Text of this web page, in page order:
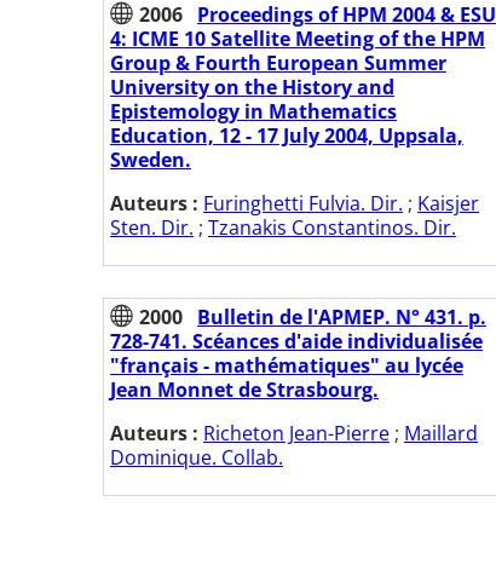
2006 Proceedings of HPM 2004 & ESU
4: ICME 10 Satellite Meeting of the HPM
Group & Fourth European Summer
University on the History and
Epistemology in Mathematics
Education, 12 - 17 July 2004, Uppsala,
Sweden.
Auteurs : Furinghetti Fulvia. Dir. ; Kaisjer
Sten. Dir. ; Tzanakis Constantinos. Dir.
2000 Bulletin de l'APMEP. N° 431. p.
728-741. Scéances d'aide individualisée
"français - mathématiques" au lycée
Jean Monnet de Strasbourg.
Auteurs : Richeton Jean-Pierre ; Maillard
Dominique. Collab.